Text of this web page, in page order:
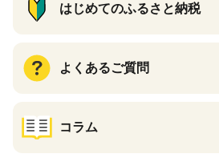
はじめてのふるさと納税
よくあるご質問
コラム